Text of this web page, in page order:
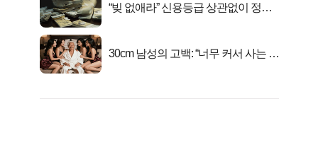
“빚 없애라” 신용등급 상관없이 정부
30cm 남성의 고백: “너무 커서 사는 게